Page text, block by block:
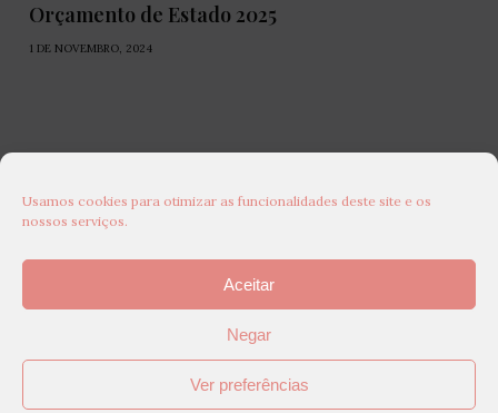
Usamos cookies para otimizar as funcionalidades deste site e os
nossos serviços.
Aceitar
Negar
Ver preferências
Orçamento de Estado 2025
1 DE NOVEMBRO, 2024